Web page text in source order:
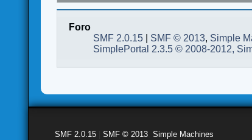
Foro
SMF 2.0.15
SMF © 2013, Simple
SimplePortal 2.3.5 © 2008-2012,
SMF 2.0.15 |SMF © 2013 ,Simple Machines